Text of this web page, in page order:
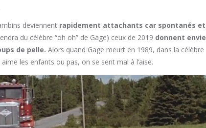
deviennent rapidement attachants car spontanés et
du célèbre “oh oh” de Gage) ceux de 2019 donnent envie
de pelle. Alors quand Gage meurt en 1989, dans la célèbre
les enfants ou pas, on se sent mal à l’aise.